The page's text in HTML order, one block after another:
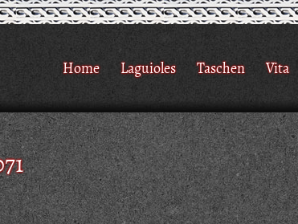
Home Laguioles Taschen Vita